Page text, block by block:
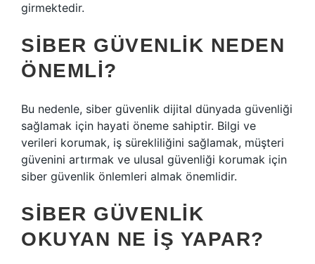
girmektedir.
SIBER GÜVENLIK NEDEN
ÖNEMLI?
Bu nedenle, siber güvenlik dijital dünyada güvenliği
sağlamak için hayati öneme sahiptir. Bilgi ve
verileri korumak, iş sürekliliğini sağlamak, müşteri
güvenini artırmak ve ulusal güvenliği korumak için
siber güvenlik önlemleri almak önemlidir.
SIBER GÜVENLIK
OKUYAN NE IŞ YAPAR?